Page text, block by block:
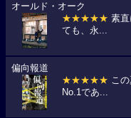
オールド・オーク
★★★★★ 素
ても、永...
偏向報道
★★★★★ こ
No.1であ...